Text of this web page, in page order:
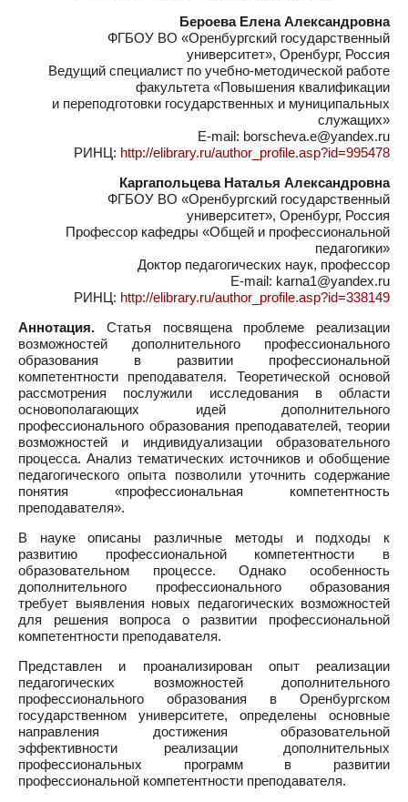
Бероева Елена Александровна
ФГБОУ ВО «Оренбургский государственный
университет», Оренбург, Россия
Ведущий специалист по учебно-методической работе
факультета «Повышения квалификации
и переподготовки государственных и муниципальных
служащих»
E-mail: borscheva.e@yandex.ru
РИНЦ: http://elibrary.ru/author_profile.asp?id=995478
Каргапольцева Наталья Александровна
ФГБОУ ВО «Оренбургский государственный
университет», Оренбург, Россия
Профессор кафедры «Общей и профессиональной
педагогики»
Доктор педагогических наук, профессор
E-mail: karna1@yandex.ru
РИНЦ: http://elibrary.ru/author_profile.asp?id=338149
Аннотация. Статья посвящена проблеме реализации
возможностей дополнительного профессионального
образования в развитии профессиональной
компетентности преподавателя. Теоретической основой
рассмотрения послужили исследования в области
основополагающих идей дополнительного
профессионального образования преподавателей, теории
возможностей и индивидуализации образовательного
процесса. Анализ тематических источников и обобщение
педагогического опыта позволили уточнить содержание
понятия «профессиональная компетентность
преподавателя».
В науке описаны различные методы и подходы к
развитию профессиональной компетентности в
образовательном процессе. Однако особенность
дополнительного профессионального образования
требует выявления новых педагогических возможностей
для решения вопроса о развитии профессиональной
компетентности преподавателя.
Представлен и проанализирован опыт реализации
педагогических возможностей дополнительного
профессионального образования в Оренбургском
государственном университете, определены основные
направления достижения образовательной
эффективности реализации дополнительных
профессиональных программ в развитии
профессиональной компетентности преподавателя.